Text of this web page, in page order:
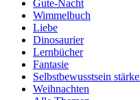
Gute-Nacht
Wimmelbuch
Liebe
Dinosaurier
Lernbücher
Fantasie
Selbstbewusstsein
Weihnachten